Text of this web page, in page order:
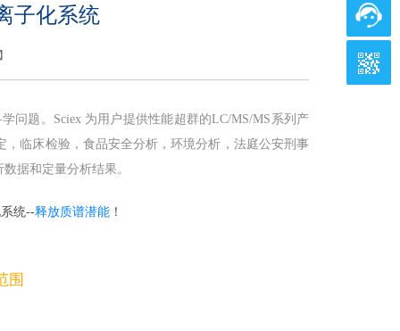
子化系统
问题。Sciex 为用户提供性能超群的LC/MS/MS系列产
临床检验，食品安全分析，环境分析，法庭公安刑事
据和定量分析结果。
统--释放质谱潜能 ！
围